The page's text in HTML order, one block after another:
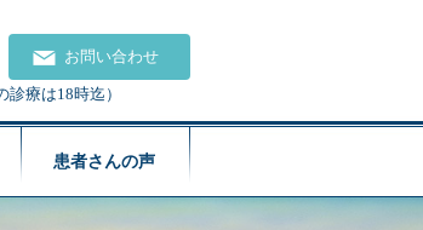
お問い合わせ
療は18時迄）
患者さんの声